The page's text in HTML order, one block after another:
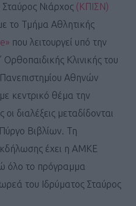
Νιάρχος (ΚΠΙΣΝ)
το Τμήμα Αθλητικής
που λειτουργεί υπό την
Κλινικής του
Αθηνών
κεντρικό θέμα την
διαλέξεις μεταδίδονται
Βιβλίων. Τη
έχει η ΑΜΚΕ
όλο το πρόγραμμα
του Ιδρύματος Σταύρος